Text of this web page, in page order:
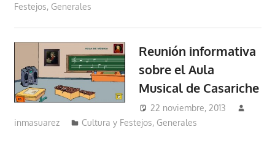
Festejos, Generales
Reunión informativa
sobre el Aula
Musical de Casariche
22 noviembre, 2013
inmasuarez
Cultura y Festejos, Generales